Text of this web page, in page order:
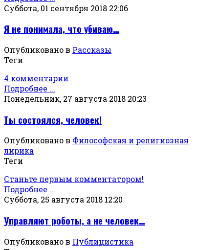
Суббота, 01 сентября 2018 22:06
Я не понимала, что убиваю…
Опубликовано в Рассказы
Теги
4 комментарии
Подробнее ...
Понедельник, 27 августа 2018 20:23
Ты состоялся, человек!
Опубликовано в Философская и религиозная
лирика
Теги
Станьте первым комментатором!
Подробнее ...
Суббота, 25 августа 2018 12:20
Управляют роботы, а не человек…
Опубликовано в Публицистика